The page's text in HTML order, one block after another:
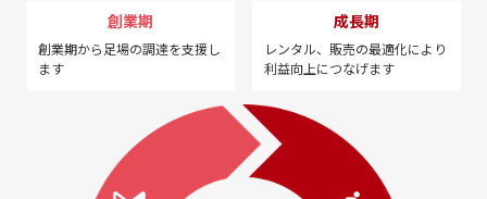
創業期
創業期から足場の調達を支援し
ます
成長期
レンタル、販売の最適化により
利益向上につなげます